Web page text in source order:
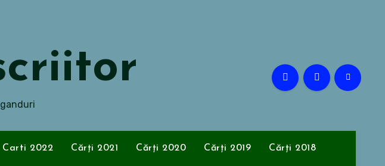
Carti 2022 Cărți 2021 Cărți 2020 Cărți 2019 Cărți 2018